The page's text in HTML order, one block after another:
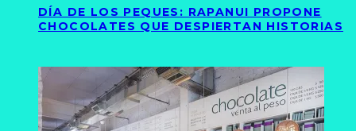
DÍA DE LOS PEQUES: RAPANUI PROPONE
CHOCOLATES QUE DESPIERTAN HISTORIAS